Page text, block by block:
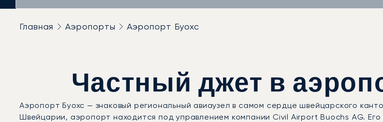
Главная Аэропорты Аэропорт Буохс
Частный джет в
Аэропорт Буохс — знаковый региональный авиаузел в самом сердце швейцарского
Швейцарии, аэропорт находится под управлением компании Civil Airport Buochs AG. Его